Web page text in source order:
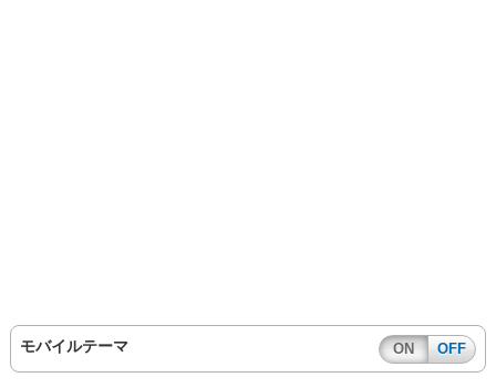
モバイルテーマ ON OFF